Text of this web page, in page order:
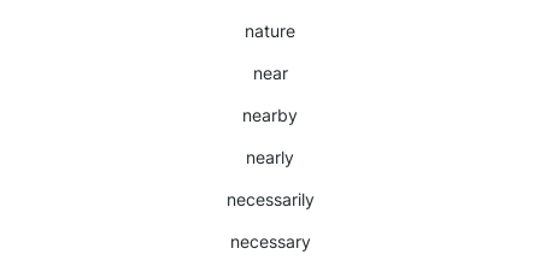
nature
near
nearby
nearly
necessarily
necessary